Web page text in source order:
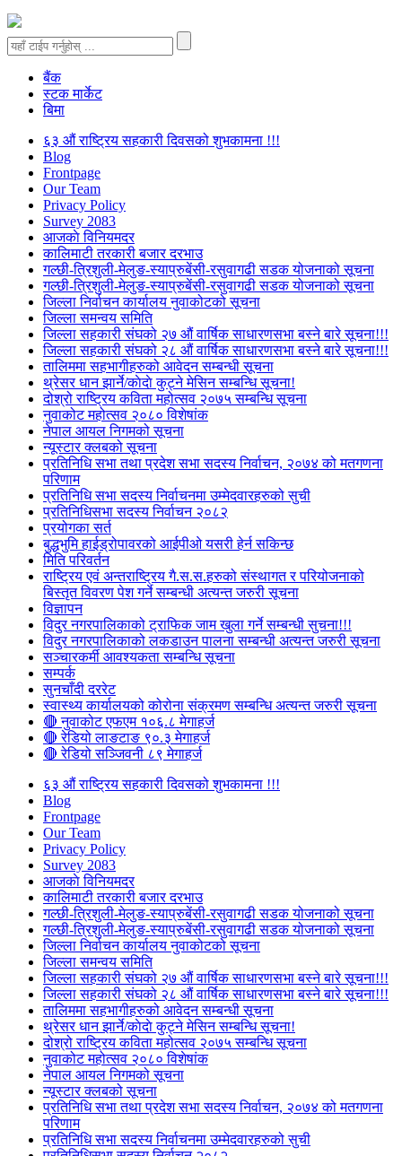
बैंक
स्टक मार्केट
बिमा
६३ औं राष्ट्रिय सहकारी दिवसको शुभकामना !!!
Blog
Frontpage
Our Team
Privacy Policy
Survey 2083
आजकाे विनियमदर
कालिमाटी तरकारी बजार दरभाउ
गल्छी-त्रिशुली-मेलुङ-स्याप्रुबेंसी-रसुवागढी सडक योजनाको सूचना
गल्छी-त्रिशुली-मेलुङ-स्याप्रुबेंसी-रसुवागढी सडक योजनाको सूचना
जिल्ला निर्वाचन कार्यालय नुवाकोटको सूचना
जिल्ला समन्वय समिति
जिल्ला सहकारी संघको २७ औं वार्षिक साधारणसभा बस्ने बारे सूचना!!!
जिल्ला सहकारी संघको २८ औं वार्षिक साधारणसभा बस्ने बारे सूचना!!!
तालिममा सहभागीहरुको आवेदन सम्बन्धी सूचना
थ्रेसर धान झार्ने/काेदाे कुट्ने मेसिन सम्बन्धि सूचना!
दोश्रो राष्ट्रिय कविता महोत्सव २०७५ सम्बन्धि सूचना
नुवाकोट महोत्सव २०८० विशेषांक
नेपाल आयल निगमको सूचना
न्यूस्टार क्लबको सूचना
प्रतिनिधि सभा तथा प्रदेश सभा सदस्य निर्वाचन, २०७४ को मतगणना
परिणाम
प्रतिनिधि सभा सदस्य निर्वाचनमा उम्मेदवारहरुको सुची
प्रतिनिधिसभा सदस्य निर्वाचन २०८२
प्रयोगका सर्त
बुद्धभुमि हाईड्रोपावरको आईपीओ यसरी हेर्न सकिन्छ
मिति परिवर्तन
राष्ट्रिय एवं अन्तराष्ट्रिय गै.स.स.हरुको संस्थागत र परियोजनाको
बिस्तृत विवरण पेश गर्ने सम्बन्धी अत्यन्त जरुरी सूचना
विज्ञापन
विदुर नगरपालिकाको ट्राफिक जाम खुला गर्ने सम्बन्धी सुचना!!!
विदुर नगरपालिकाको लकडाउन पालना सम्बन्धी अत्यन्त जरुरी सूचना
सञ्चारकर्मी आवश्यकता सम्बन्धि सूचना
सम्पर्क
सुनचाँदी दररेट
स्वास्थ्य कार्यालयको कोरोना संक्रमण सम्बन्धि अत्यन्त जरुरी सूचना
🔴 नुवाकोट एफएम १०६.८ मेगाहर्ज
🔴 रेडियो लाङटाङ ९०.३ मेगाहर्ज
🔴 रेडियो सञ्जिवनी ८९ मेगाहर्ज
६३ औं राष्ट्रिय सहकारी दिवसको शुभकामना !!!
Blog
Frontpage
Our Team
Privacy Policy
Survey 2083
आजकाे विनियमदर
कालिमाटी तरकारी बजार दरभाउ
गल्छी-त्रिशुली-मेलुङ-स्याप्रुबेंसी-रसुवागढी सडक योजनाको सूचना
गल्छी-त्रिशुली-मेलुङ-स्याप्रुबेंसी-रसुवागढी सडक योजनाको सूचना
जिल्ला निर्वाचन कार्यालय नुवाकोटको सूचना
जिल्ला समन्वय समिति
जिल्ला सहकारी संघको २७ औं वार्षिक साधारणसभा बस्ने बारे सूचना!!!
जिल्ला सहकारी संघको २८ औं वार्षिक साधारणसभा बस्ने बारे सूचना!!!
तालिममा सहभागीहरुको आवेदन सम्बन्धी सूचना
थ्रेसर धान झार्ने/काेदाे कुट्ने मेसिन सम्बन्धि सूचना!
दोश्रो राष्ट्रिय कविता महोत्सव २०७५ सम्बन्धि सूचना
नुवाकोट महोत्सव २०८० विशेषांक
नेपाल आयल निगमको सूचना
न्यूस्टार क्लबको सूचना
प्रतिनिधि सभा तथा प्रदेश सभा सदस्य निर्वाचन, २०७४ को मतगणना
परिणाम
प्रतिनिधि सभा सदस्य निर्वाचनमा उम्मेदवारहरुको सुची